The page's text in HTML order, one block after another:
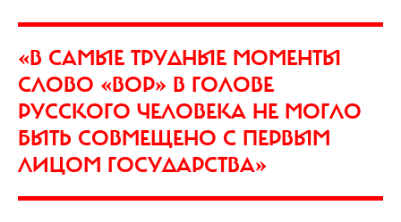
«В САМЫЕ ТРУДНЫЕ МОМЕНТЫ
СЛОВО «ВОР» В ГОЛОВЕ
РУССКОГО ЧЕЛОВЕКА НЕ МОГЛО
БЫТЬ СОВМЕЩЕНО С ПЕРВЫМ
ЛИЦОМ ГОСУДАРСТВА»